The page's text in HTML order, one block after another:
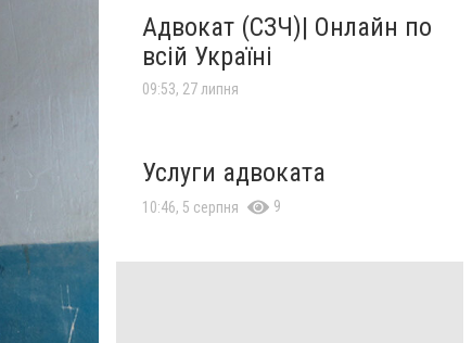
Адвокат (СЗЧ)| Онлайн по
всій Україні
09:53, 27 липня
Услуги адвоката
10:46, 5 серпня 9